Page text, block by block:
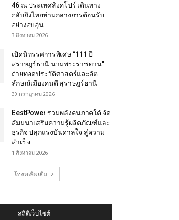
46 ณ ประเทศสิงคโปร์ เดินทาง
กลับถึงไทยท่ามกลางการต้อนรับ
อย่างอบอุ่น
3 สิงหาคม 2026
เปิดนิทรรศการพิเศษ “111 ปี
สุราษฎร์ธานี นามพระราชทาน”
ถ่ายทอดประวัติศาสตร์และอัต
ลักษณ์เมืองคนดี สุราษฎร์ธานี
30 กรกฎาคม 2026
BestPower รวมพลังคนภาคใต้ จัด
สัมมนาเสริมความรู้ผลิตภัณฑ์และ
ธุรกิจ ปลุกแรงบันดาลใจ สู่ความ
สำเร็จ
1 สิงหาคม 2026
โหลดเพิ่มเติม
สถิติเว็บไซต์